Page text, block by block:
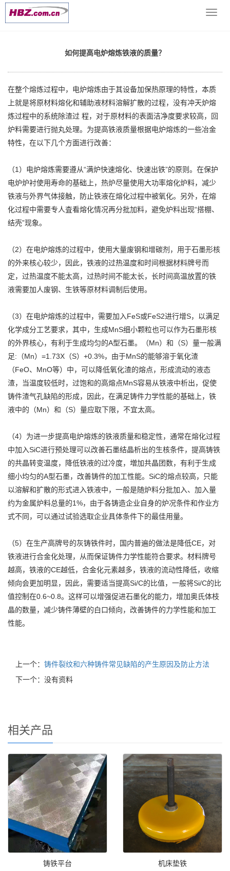
导
当前位置：网站首页
>> 如何提高电炉熔炼铁
如何提高电炉熔炼铁液的质量？
在整个熔炼过程中，电炉熔炼由于其设备加保热原理的特性，本质
上就是将原材料熔化和辅助液材料溶解扩散的过程，没有冲天炉熔
炼过程中的系统除渣过 程，对于原材料的表面洁净度要求较高，回
炉料需要进行抛丸处理。为提高铁液质量根据电炉熔炼的一些冶金
特性，在以下几个方面进行改善：
（1）电炉熔炼需要遵从“满炉快速熔化、快速出铁”的原则。在保护
电炉炉衬使用寿命的基础上，热炉尽量使用大功率熔化炉料，减少
铁液与外界气体接触，防止铁液在熔化过程中被氧化。另外，在熔
化过程中需要专人査看熔化情况再分批加料，避免炉料出现“搭棚、
结壳”现象。
（2）在电炉熔炼的过程中，使用大量废钢和增碳剂，用于石墨形核
的外来核心较少，因此，铁液的过热温度和时间根据材料牌号而
定，过热温度不能太高，过热时间不能太长，长时间高温放置的铁
液需要加人废钢、生铁等原材料调制后使用。
（3）在电炉熔炼的过程中，需要加入FeS或FeS2进行增S，以满足
化学成分工艺要求，其中，生成MnS细小颗粒也可以作为石墨形核
的外界核心，有利于生成均匀的A型石墨。（Mn）和（S）量一般满
足:（Mn）=1.73X（S）+0.3%，由于MnS的能够溶于氧化渣
（FeO、MnO等）中，可以降低氧化渣的熔点，形成流动的液态
渣，当温度较低时，过饱和的高熔点MnS容易从铁液中析出，促使
铸件渣气孔缺陷的形成，因此，在满足铸件力学性能的基础上，铁
液中的（Mn）和（S）量应取下限，不宜太高。
（4）为进一步提高电炉熔炼的铁液质量和稳定性，通常在熔化过程
中加入SiC进行预处理可以改善石墨结晶析出的生核条件，提高铸铁
的共晶转变温度，降低铁液的过冷度，増加共晶团数，有利于生成
细小均匀的A型石墨，改善铸件的加工性能。SiC的熔点较高，只能
以溶解和扩散的形式进入铁液中，一般是随炉料分批加入、加入量
约为金属炉料总量的1%，由于各铸造企业自身的炉况条件和作业方
式不同，可以通过试验选取企业具体条件下的最佳用量。
（5）在生产高牌号的灰铸铁件时，国内普遍的做法是降低CE，对
铁液进行合金化处理，从而保证铸件力学性能符合要求。材料牌号
越高，铁液的CE越低，合金化元素越多，铁液的流动性降低，收缩
倾向会更加明显，因此，需要适当提高Si/C的比值，一般将Si/C的比
值控制在0.6~0.8。这样可以增强促进石墨化的能力，增加奥氏体枝
晶的数量，减少铸件薄壁的白口倾向，改善铸件的力学性能和加工
性能。
上一个： 铸件裂纹和六种铸件常见缺陷的产生原因及防止方法
下一个：没有资料
相关产品
铸铁平台 机床垫铁